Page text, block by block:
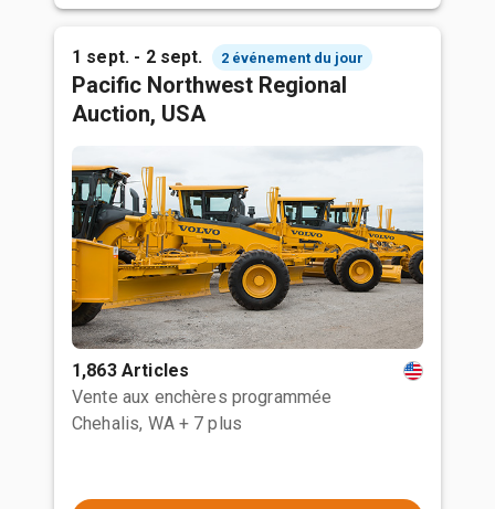
1 sept. - 2 sept. 2 événement du jour
Pacific Northwest Regional
Auction, USA
1,863 Articles
Vente aux enchères programmée
Chehalis, WA + 7 plus